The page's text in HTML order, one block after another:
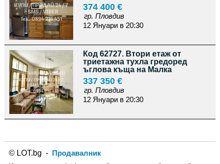
374 400 €
гр. Пловдив
12 Януари в 20:30
Код 62727. Втори етаж от
триетажна тухла гредоред
ъглова къща на Малка
337 350 €
гр. Пловдив
12 Януари в 20:30
© LOT.bg - Продавалник